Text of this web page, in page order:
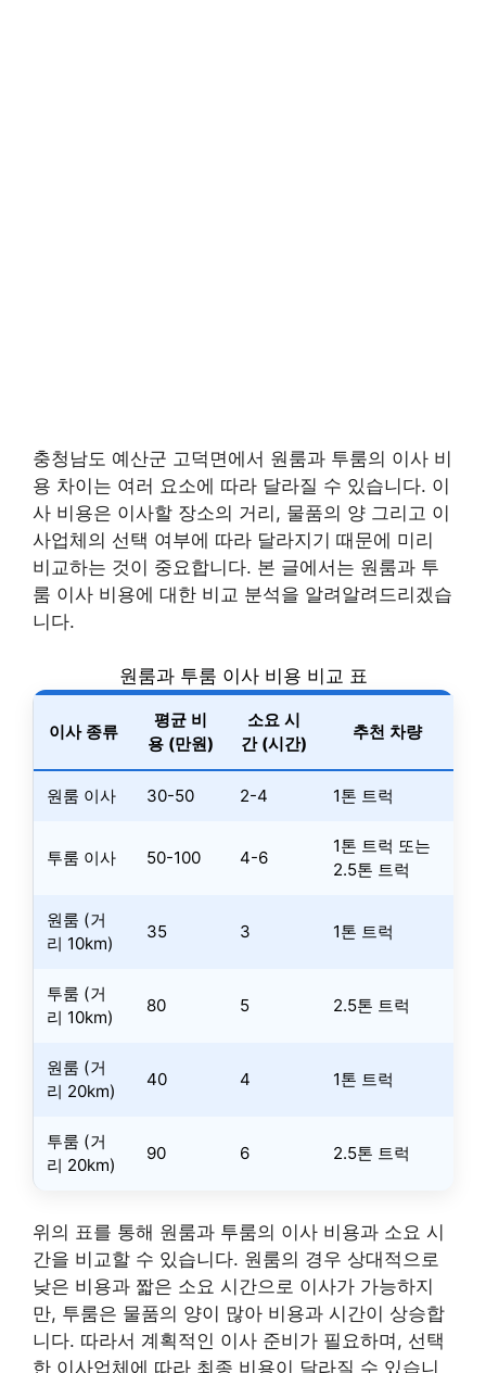
충청남도 예산군 고덕면에서 원룸과 투룸의 이사 비
용 차이는 여러 요소에 따라 달라질 수 있습니다. 이
사 비용은 이사할 장소의 거리, 물품의 양 그리고 이
사업체의 선택 여부에 따라 달라지기 때문에 미리
비교하는 것이 중요합니다. 본 글에서는 원룸과 투
룸 이사 비용에 대한 비교 분석을 알려알려드리겠습
니다.
원룸과 투룸 이사 비용 비교 표
이사 종류
평균 비
용 (만원)
소요 시
간 (시간)
추천 차량
원룸 이사 30-50 2-4 1톤 트럭
투룸 이사 50-100 4-6
1톤 트럭 또는
2.5톤 트럭
원룸 (거
리 10km)
35 3 1톤 트럭
투룸 (거
리 10km)
80 5 2.5톤 트럭
원룸 (거
리 20km)
40 4 1톤 트럭
투룸 (거
리 20km)
90 6 2.5톤 트럭
위의 표를 통해 원룸과 투룸의 이사 비용과 소요 시
간을 비교할 수 있습니다. 원룸의 경우 상대적으로
낮은 비용과 짧은 소요 시간으로 이사가 가능하지
만, 투룸은 물품의 양이 많아 비용과 시간이 상승합
니다. 따라서 계획적인 이사 준비가 필요하며, 선택
한 이사업체에 따라 최종 비용이 달라질 수 있습니